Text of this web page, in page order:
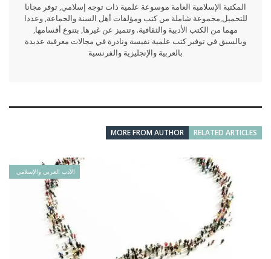
المكتبة الإسلامية العامة موسوعة علمية ذات توجه إسلامي, توفر مجانا
للتحميل,مجموعة شاملة من كتب ومؤلفات أهل السنة والجماعة, وعددا
مهما من الكتب الأدبية والثقافية. وتتميز عن غيرها, بتنوع أقسامها,
وبالسبق في توفير كتب علمية نفيسة ونادرة في مجالات معرفية عديدة
بالعربية والإنجليزية والفرنسية
RELATED ARTICLES
MORE FROM AUTHOR
الأدب العربي والإسلامي